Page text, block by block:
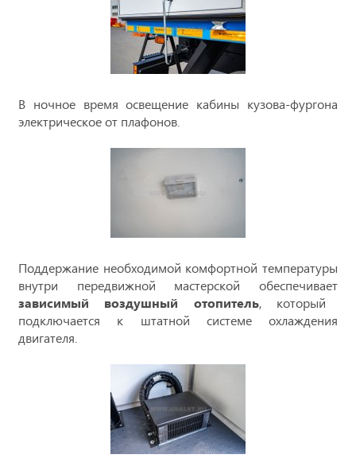
В ночное время освещение кабины кузова-фургона
электрическое от плафонов.
Поддержание необходимой комфортной температуры
внутри передвижной мастерской обеспечивает
зависимый воздушный отопитель, который
подключается к штатной системе охлаждения
двигателя.